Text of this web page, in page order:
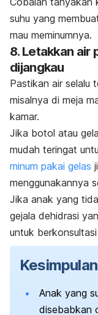
suhu yang
mau meminumnya.
8. Letakkan air
dijangkau
Pastikan air selalu
misalnya di meja
kamar.
Jika botol atau
mudah teringat
minum pakai gelas
menggunakannya
Jika anak yang
gejala dehidrasi
untuk
Kesimpulan
Anak yang
disebabkan